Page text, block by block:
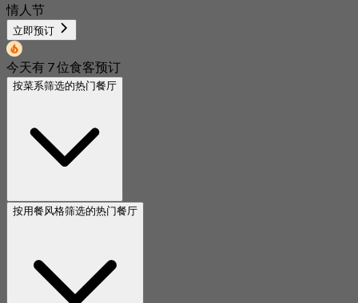
情人节
立即预订
今天有 7 位食客预订
按菜系筛选的热门餐厅
按用餐风格筛选的热门餐厅